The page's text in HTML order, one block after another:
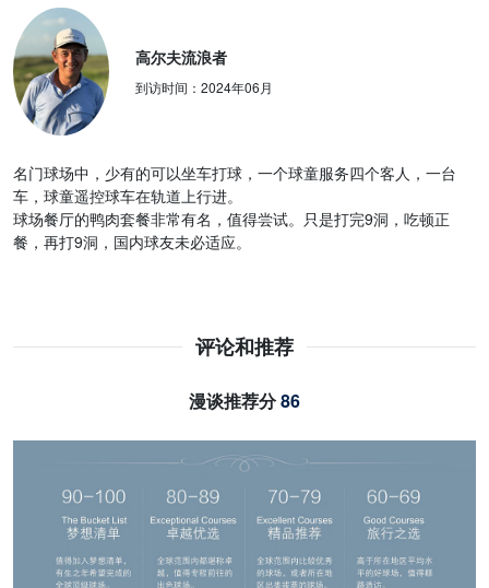
高尔夫流浪者
到访时间： 2024年06月
名门球场中，少有的可以坐车打球，一个球童服务四个客人，一台
车，球童遥控球车在轨道上行进。
球场餐厅的鸭肉套餐非常有名，值得尝试。只是打完9洞，吃顿正
餐，再打9洞，国内球友未必适应。
评论和推荐
漫谈推荐分86